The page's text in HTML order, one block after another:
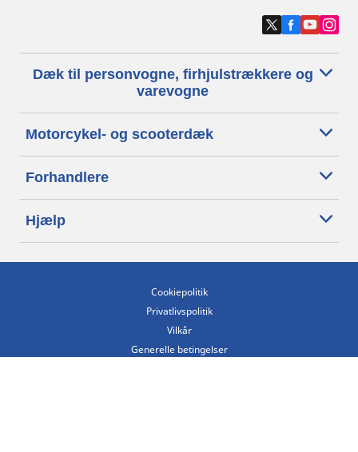
Dæk til personvogne, firhjulstrækkere og
varevogne
Motorcykel- og scooterdæk
Forhandlere
Hjælp
Cookiepolitik
Privatlivspolitik
Vilkår
Generelle betingelser